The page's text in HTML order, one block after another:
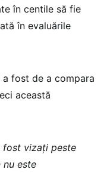
în centile să fie
în evaluările
fost de a compara
această
fost vizați peste
nu este